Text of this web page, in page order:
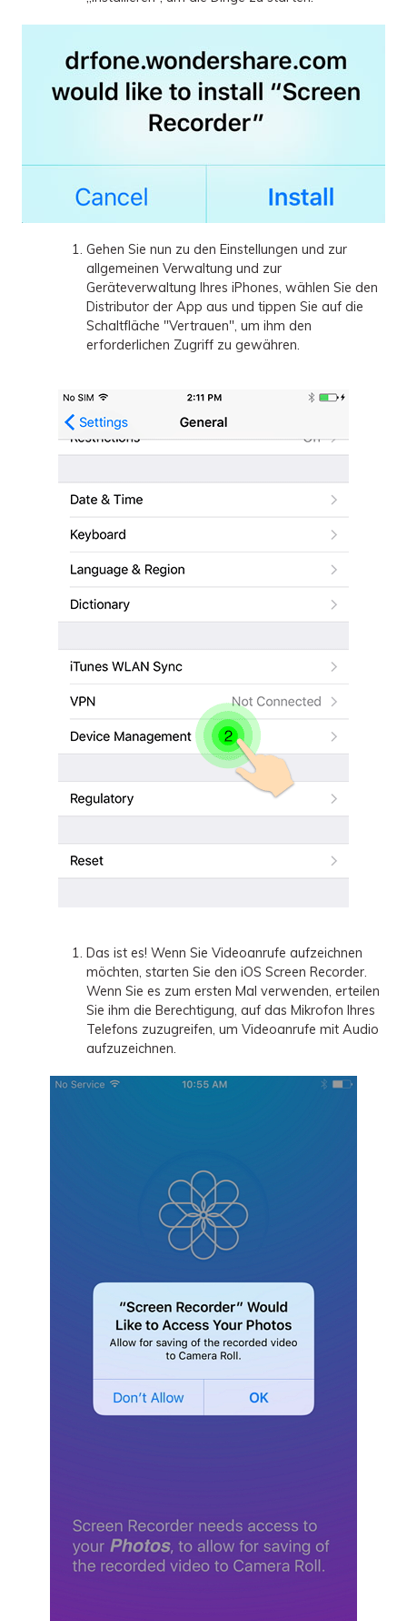
Gehen Sie nun zu den Einstellungen und zur
allgemeinen Verwaltung und zur
Geräteverwaltung Ihres iPhones, wählen Sie den
Distributor der App aus und tippen Sie auf die
Schaltfläche "Vertrauen", um ihm den
erforderlichen Zugriff zu gewähren.
Das ist es! Wenn Sie Videoanrufe aufzeichnen
möchten, starten Sie den iOS Screen Recorder.
Wenn Sie es zum ersten Mal verwenden, erteilen
Sie ihm die Berechtigung, auf das Mikrofon Ihres
Telefons zuzugreifen, um Videoanrufe mit Audio
aufzuzeichnen.